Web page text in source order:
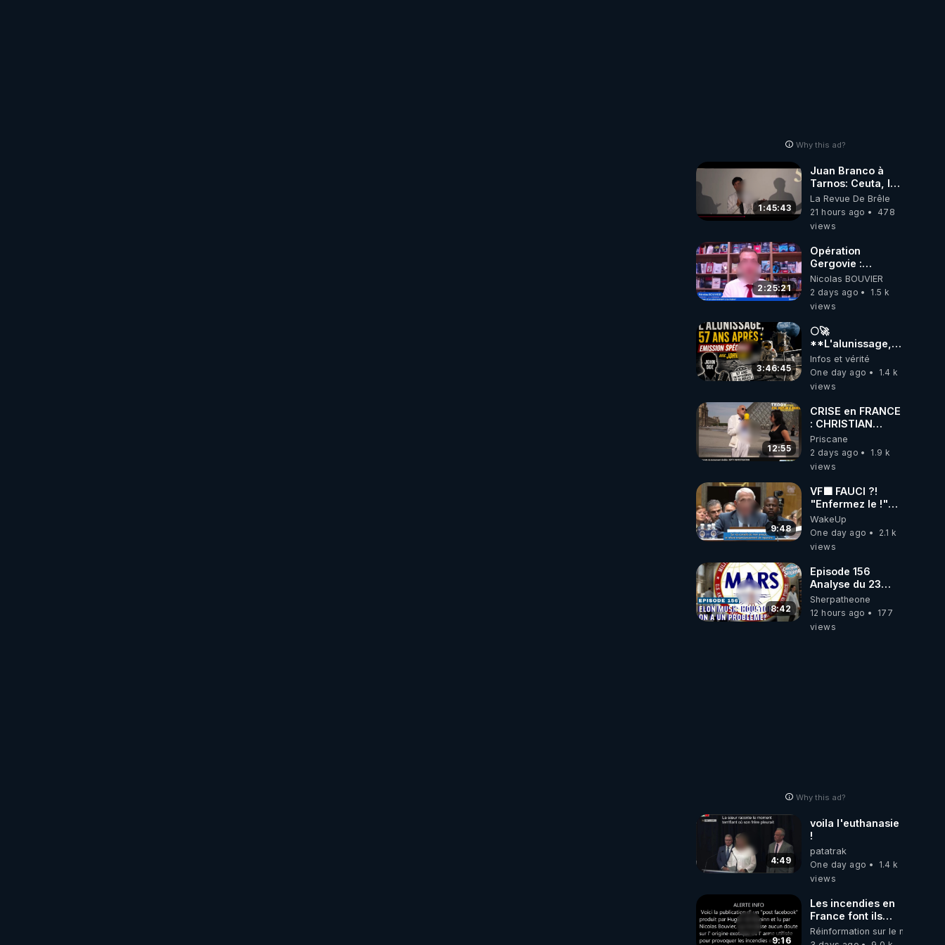
Why this ad?
1:45:43
Juan Branco à
Tarnos: Ceuta, le
narcotrafic et le
pouvoir en France
La Revue De Brêle
21 hours ago
478
views
2:25:21
Opération
Gergovie :
‪@38resistancegauloise‬
‪@MarionSigautOfficiel‬
‪@gladysriifard5710‬
Nicolas BOUVIER
2 days ago
1.5 k
views
3:46:45
🌕🚀
**L'alunissage,
57 ans après :
Émission spéciale
avec John Doe
Infos et vérité
One day ago
1.4 k
views
12:55
CRISE en FRANCE
: CHRISTIAN
COTTEN FAIT une
étrange
découverte
Priscane
2 days ago
1.9 k
views
9:48
VF🟩 FAUCI ?!
"Enfermez le !"
(Lock him up!) -
Quartz Traduction
WakeUp
One day ago
2.1 k
views
8:42
Episode 156
Analyse du 23
février 2025 Elon
Musk : Houston ,
on a un problème
Sherpatheone
12 hours ago
177
views
Why this ad?
4:49
voila l'euthanasie
!
patatrak
One day ago
1.4 k
views
9:16
Les incendies en
France font ils
partie d' un plan
qui aurait débuté
Réinformation sur le monde